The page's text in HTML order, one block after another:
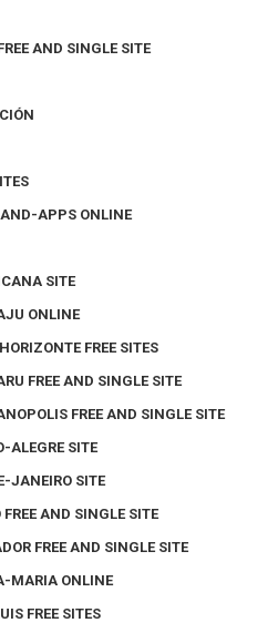
AND SINGLE SITE
APPS ONLINE
SITE
ONLINE
FREE SITES
FREE AND SINGLE SITE
FREE AND SINGLE SITE
ALEGRE SITE
JANEIRO SITE
AND SINGLE SITE
FREE AND SINGLE SITE
MARIA ONLINE
FREE SITES